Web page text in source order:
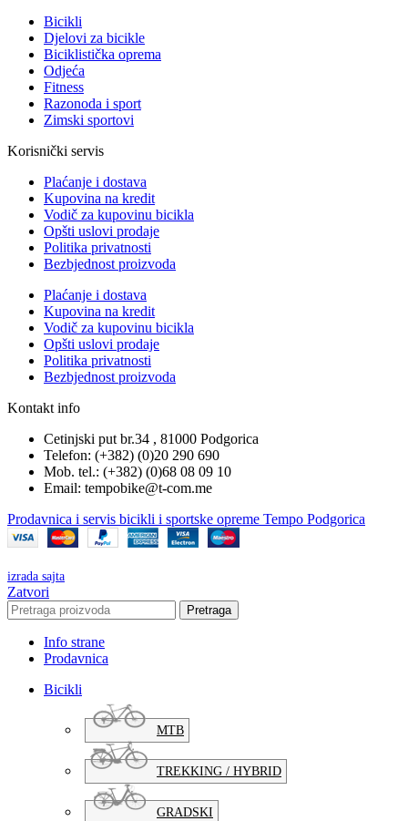
Bicikli
Djelovi za bicikle
Biciklistička oprema
Odjeća
Fitness
Razonoda i sport
Zimski sportovi
Korisnički servis
Plaćanje i dostava
Kupovina na kredit
Vodič za kupovinu bicikla
Opšti uslovi prodaje
Politika privatnosti
Bezbjednost proizvoda
Plaćanje i dostava
Kupovina na kredit
Vodič za kupovinu bicikla
Opšti uslovi prodaje
Politika privatnosti
Bezbjednost proizvoda
Kontakt info
Cetinjski put br.34 , 81000 Podgorica
Telefon: (+382) (0)20 290 690
Mob. tel.: (+382) (0)68 08 09 10
Email: tempobike@t-com.me
Prodavnica i servis bicikli i sportske opreme Tempo Podgorica
izrada sajta
Zatvori
Pretraga
Info strane
Prodavnica
Bicikli
MTB
TREKKING / HYBRID
GRADSKI